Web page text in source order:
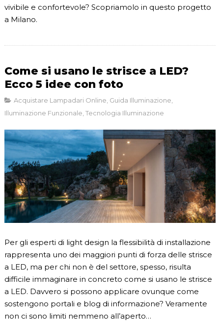
vivibile e confortevole? Scopriamolo in questo progetto
a Milano.
Come si usano le strisce a LED?
Ecco 5 idee con foto
Acquistare Lampadari Online Guida Illuminazione
Illuminazione Funzionale Tecnologia Illuminazione
Per gli esperti di light design la flessibilità di installazione
rappresenta uno dei maggiori punti di forza delle strisce
a LED, ma per chi non è del settore, spesso, risulta
difficile immaginare in concreto come si usano le strisce
a LED. Davvero si possono applicare ovunque come
sostengono portali e blog di informazione? Veramente
non ci sono limiti nemmeno all’aperto…